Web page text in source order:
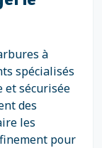
à
spécialisés
et sécurisée
des
les
pour